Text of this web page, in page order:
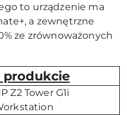
to urządzenie ma
a zewnętrzne
ze zrównoważonych
produkcie
Z2 Tower G1i